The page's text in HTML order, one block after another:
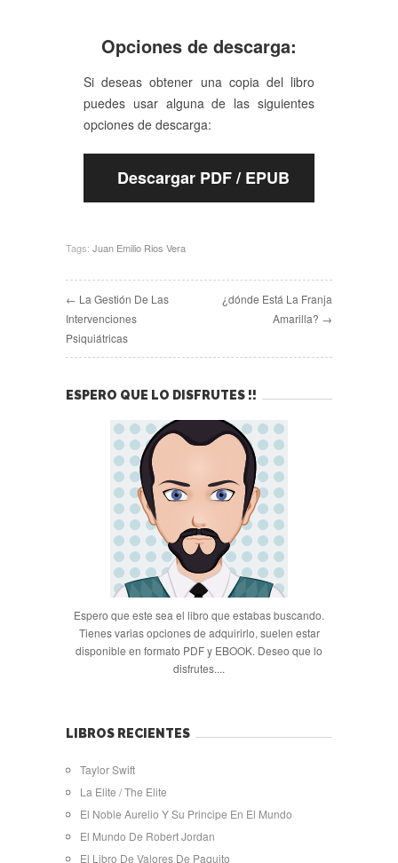
Opciones de descarga:
Si deseas obtener una copia del libro
puedes usar alguna de las siguientes
opciones de descarga:
Descargar PDF / EPUB
Tags: Juan Emilio Rios Vera
← La Gestión De Las
Intervenciones
Psiquiátricas
¿dónde Está La Franja
Amarilla? →
ESPERO QUE LO DISFRUTES !!
Espero que este sea el libro que estabas buscando.
Tienes varias opciones de adquirirlo, suelen estar
disponible en formato PDF y EBOOK. Deseo que lo
disfrutes....
LIBROS RECIENTES
Taylor Swift
La Elite / The Elite
El Noble Aurelio Y Su Principe En El Mundo
El Mundo De Robert Jordan
El Libro De Valores De Paquito